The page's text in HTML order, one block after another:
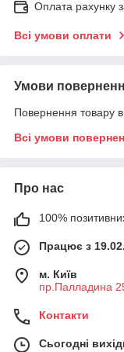
Оплата рахунку
Всі умови оплати
Умови
Повернення товару
Всі умови
Про нас
100%
Працює з
м. Київ
пр.Палладина
Контакти
Сьогодні